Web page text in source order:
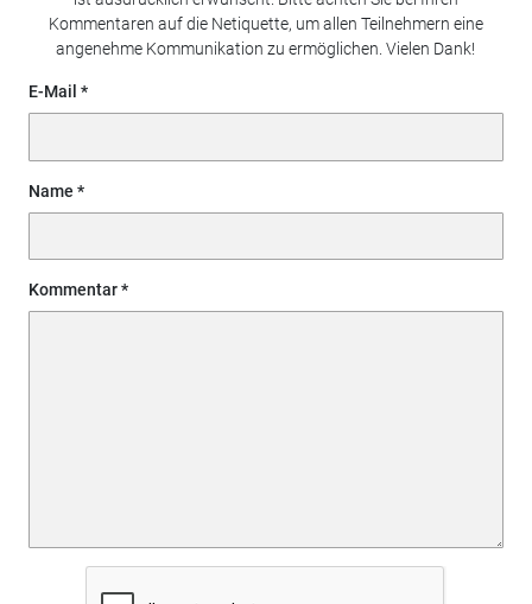
Kommentaren auf die Netiquette, um allen Teilnehmern eine
angenehme Kommunikation zu ermöglichen. Vielen Dank!
E-Mail
Name
Kommentar